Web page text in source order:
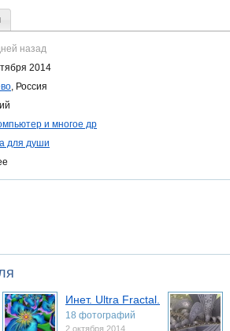
назад
2014
, Россия
и многое др
для души
Инет. Ultra Fractal.
18 фотографий
2 октября 2014